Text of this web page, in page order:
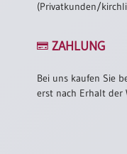
(Privatkunden/
ZAHLUNG
Bei uns kaufen Sie
erst nach Erhalt der